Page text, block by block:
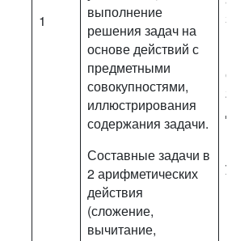
1
выполнение
решения задач на
основе действий с
предметными
совокупностями,
иллюстрирования
содержания задачи.
Составные задачи в
2 арифметических
действия
(сложение,
вычитание,
2